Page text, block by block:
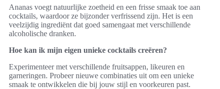
Ananas voegt natuurlijke zoetheid en een frisse smaak toe aan
cocktails, waardoor ze bijzonder verfrissend zijn. Het is een
veelzijdig ingrediënt dat goed samengaat met verschillende
alcoholische dranken.
Hoe kan ik mijn eigen unieke cocktails creëren?
Experimenteer met verschillende fruitsappen, likeuren en
garneringen. Probeer nieuwe combinaties uit om een unieke
smaak te ontwikkelen die bij jouw stijl en voorkeuren past.